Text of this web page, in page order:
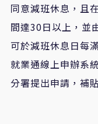
同意減班休息，且
間達30日以上，並
可於減班休息日每
就業通線上申辦系
分署提出申請，補